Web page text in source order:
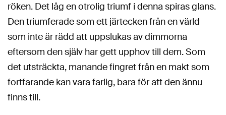
röken. Det låg en otrolig triumf i denna spiras glans.
Den triumferade som ett järtecken från en värld
som inte är rädd att uppslukas av dimmorna
eftersom den själv har gett upphov till dem. Som
det utsträckta, manande fingret från en makt som
fortfarande kan vara farlig, bara för att den ännu
finns till.